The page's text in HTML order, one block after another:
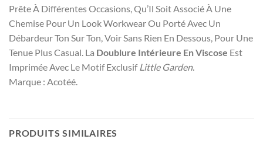
Prête À Différentes Occasions, Qu’Il Soit Associé À Une
Chemise Pour Un Look Workwear Ou Porté Avec Un
Débardeur Ton Sur Ton, Voir Sans Rien En Dessous, Pour Une
Tenue Plus Casual. La Doublure Intérieure En Viscose Est
Imprimée Avec Le Motif Exclusif Little Garden.
Marque : Acotéé.
PRODUITS SIMILAIRES